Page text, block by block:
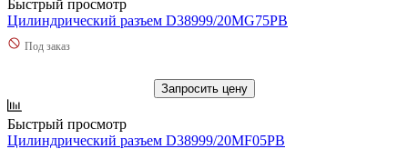
Быстрый просмотр
Цилиндрический разъем D38999/20MG75PB
Под заказ
Запросить цену
Быстрый просмотр
Цилиндрический разъем D38999/20MF05PB